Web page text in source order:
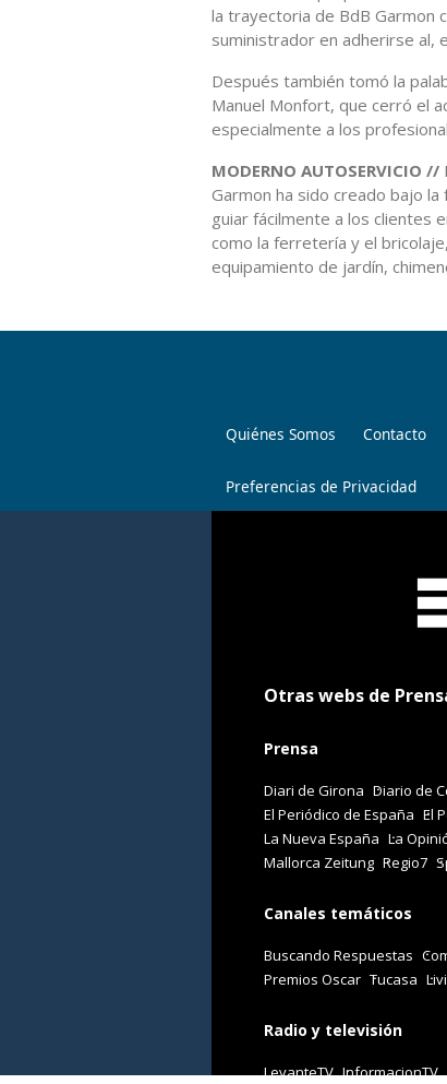
la trayectoria de BdB Garmon
suministrador en adherirse al,
Después también tomó la
Manuel Monfort, que cerró el
especialmente a los
MODERNO AUTOSERVICIO //
Garmon ha sido creado bajo
guiar fácilmente a los clientes
como la ferretería y el
equipamiento de jardín,
Quiénes Somos Contacto
Preferencias de Privacidad
Otras webs de
Prensa
Diari de Girona Diario de
El Periódico de España El
La Nueva España La
Mallorca Zeitung Regio7
Canales temáticos
Buscando Respuestas
Premios Oscar Tucasa
Radio y televisión
LevanteTV InformacionTV